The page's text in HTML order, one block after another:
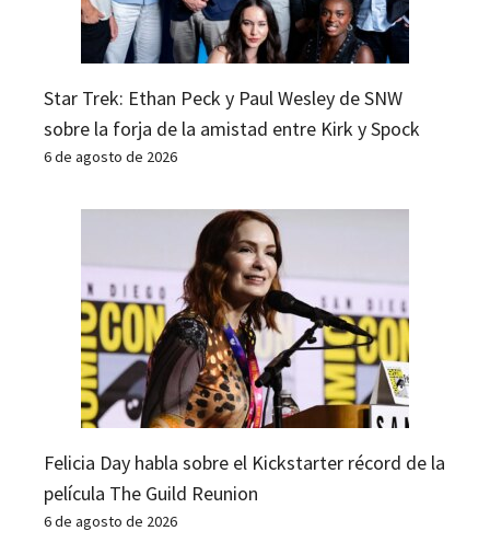
Star Trek: Ethan Peck y Paul Wesley de SNW
sobre la forja de la amistad entre Kirk y Spock
6 de agosto de 2026
Felicia Day habla sobre el Kickstarter récord de la
película The Guild Reunion
6 de agosto de 2026